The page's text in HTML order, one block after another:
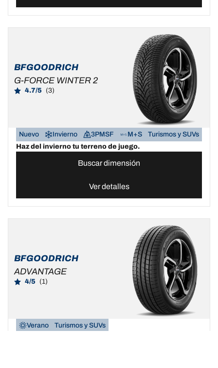
BFGOODRICH
G-FORCE WINTER 2
4.7/5 (3)
Nuevo Invierno 3PMSF M+S
Turismos y SUVs
Haz del invierno tu terreno de juego.
Buscar dimensión
Ver detalles
BFGOODRICH
ADVANTAGE
4/5 (1)
Verano
Turismos y SUVs